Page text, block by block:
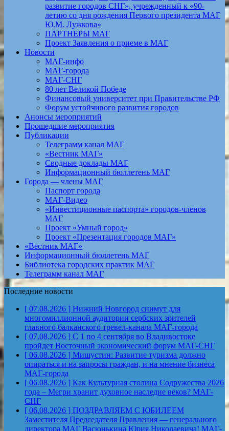
развитие городов СНГ», учрежденный к «90-
летию со дня рождения Первого президента МАГ
Ю.М. Лужкова»
ПАРТНЕРЫ МАГ
Проект Заявления о приеме в МАГ
Новости
МАГ-инфо
МАГ-города
МАГ-СНГ
80 лет Великой Победе
Финансовый университет при Правительстве РФ
Форум устойчивого развития городов
Анонсы мероприятий
Прошедшие мероприятия
Публикации
Телеграмм канал МАГ
«Вестник МАГ»
Сводные доклады МАГ
Информационный бюллетень МАГ
Города — члены МАГ
Паспорт города
МАГ-Видео
«Инвестиционные паспорта» городов-членов
МАГ
Проект «Умный город»
Проект «Презентация городов МАГ»
«Вестник МАГ»
Информационный бюллетень МАГ
Библиотека городских практик МАГ
Телеграмм канал МАГ
Последние новости
[ 07.08.2026 ] Нижний Новгород снимут для
многомиллионной аудитории сербских зрителей
главного балканского тревел-канала МАГ-города
[ 07.08.2026 ] С 1 по 4 сентября во Владивостоке
пройдет Восточный экономический форум МАГ-СНГ
[ 06.08.2026 ] Мишустин: Развитие туризма должно
опираться и на запросы граждан, и на мнение бизнеса
МАГ-города
[ 06.08.2026 ] Как Культурная столица Содружества 2026
года – Мегри хранит духовное наследие веков? МАГ-
СНГ
[ 06.08.2026 ] ПОЗДРАВЛЯЕМ С ЮБИЛЕЕМ
Заместителя Председателя Правления — генерального
директора МАГ Васюнькина Юрия Николаевича! МАГ-